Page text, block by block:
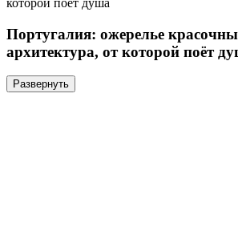
Португалия: ожерелье
архитектура, от которой поёт
Развернуть